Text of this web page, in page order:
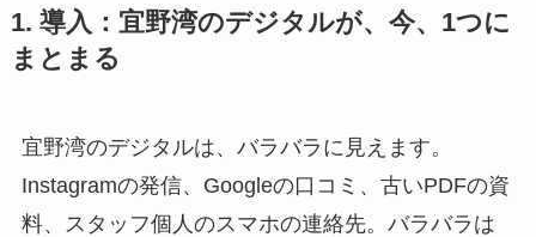
1. 導入：宜野湾のデジタルが、今、1つに
まとまる
宜野湾のデジタルは、バラバラに見えます。
Instagramの発信、Googleの口コミ、古いPDFの資
料、スタッフ個人のスマホの連絡先。バラバラは